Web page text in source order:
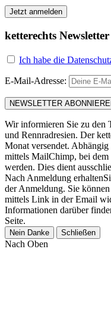
Jetzt anmelden
ketterechts Newsletter
Ich habe die
E-Mail-Adresse:
Wir informieren Sie zu den
und Rennradresien. Der
Monat versendet.
mittels MailChimp, bei dem
werden. Dies dient
Nach Anmeldung
der Anmeldung. Sie
mittels Link in der Email
Informationen darüber
Seite.
Nein Danke Schließen
Nach Oben